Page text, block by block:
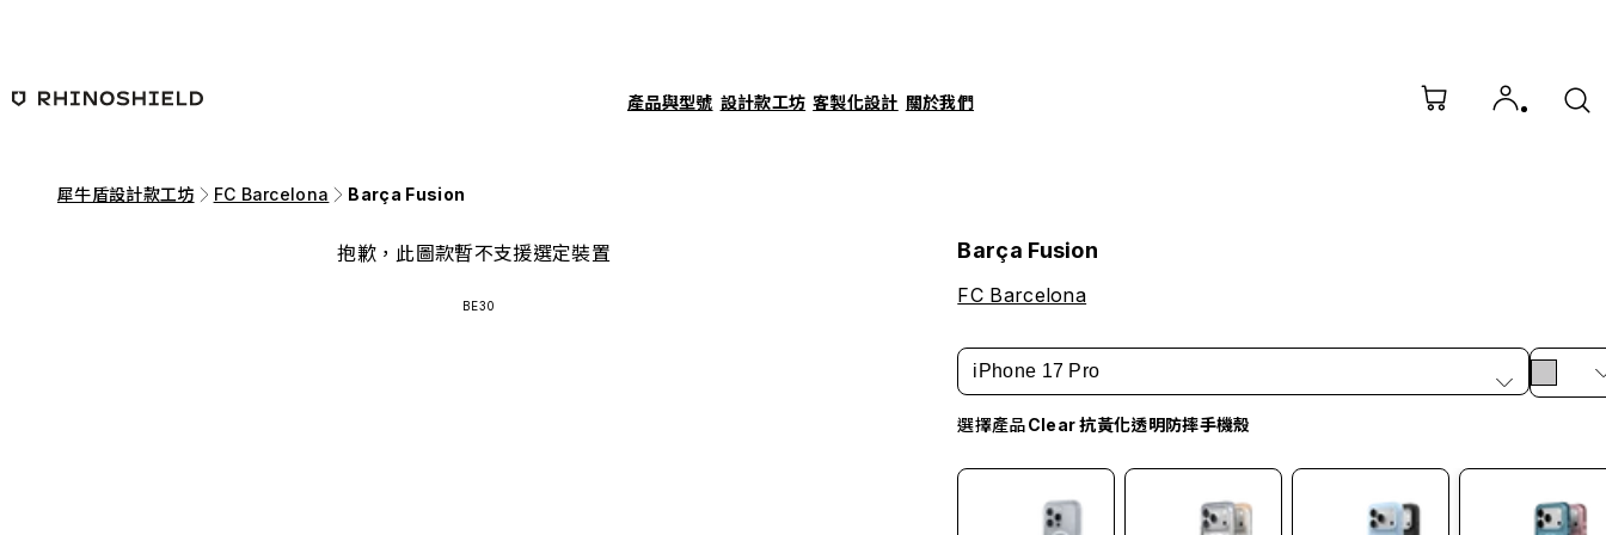
產品與型號 設計款工坊 客製化設計 關於我們
犀牛盾設計款工坊 FC Barcelona Barça Fusion
抱歉，此圖款暫不支援選定裝置
BE30
Barça Fusion
FC Barcelona
iPhone 17 Pro
選擇產品Clear 抗黃化透明防摔手機殼